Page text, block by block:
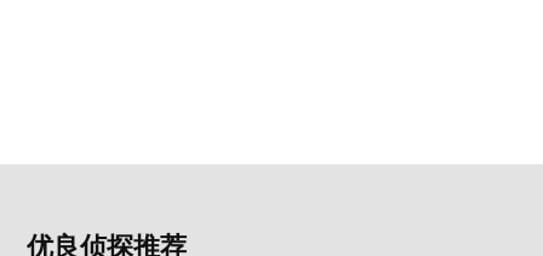
优良侦探推荐